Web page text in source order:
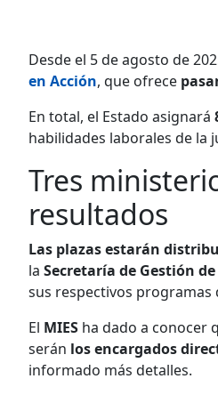
Desde el 5 de agosto de
en Acción, que ofrece
En total, el Estado asignará
habilidades laborales de la
Tres
resultados
Las plazas estarán
la Secretaría de Gestión
sus respectivos programas
El MIES ha dado a conocer
serán los encargados
informado más detalles.